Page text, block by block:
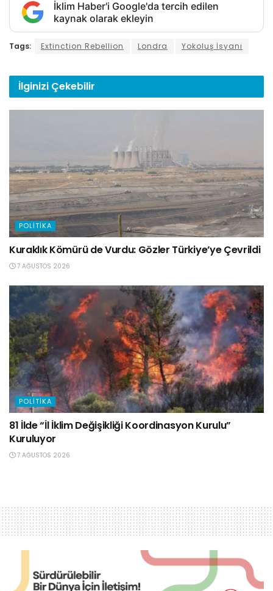
İklim Haber'i Google'da tercih edilen
kaynak olarak ekleyin
Tags: Extinction Rebellion Londra Yokoluş İsyanı
İlginizi Çekebilir
POLITIKA
Kuraklık Kömürü de Vurdu: Gözler Türkiye’ye Çevrildi
7 AĞUSTOS 2026
POLITIKA
81 İlde “İl İklim Değişikliği Koordinasyon Kurulu”
Kuruluyor
7 AĞUSTOS 2026